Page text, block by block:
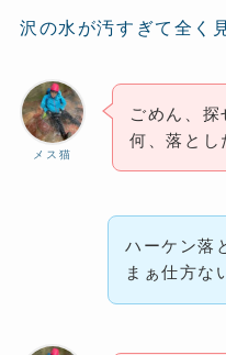
沢の水が汚すぎて全
メス猫
ごめん、探
何、落とし
ハーケン落
まぁ仕方な